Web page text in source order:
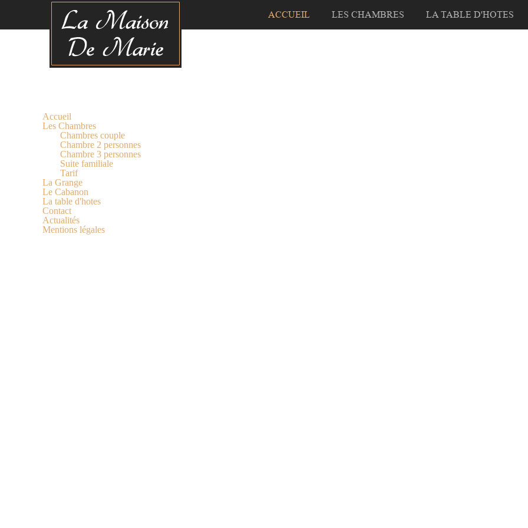
ACCUEIL LES CHAMBRES LA TABLE D'HOTES
Accueil
Les Chambres
Chambres couple
Chambre 2 personnes
Chambre 3 personnes
Suite familiale
Tarif
La Grange
Le Cabanon
La table d'hotes
Contact
Actualités
Mentions légales
Panneau de gestion des cookies